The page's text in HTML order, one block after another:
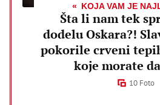
KOJA VAM JE
Šta li nam tek
dodelu Oskara?!
pokorile crveni
koje morate
10 Foto